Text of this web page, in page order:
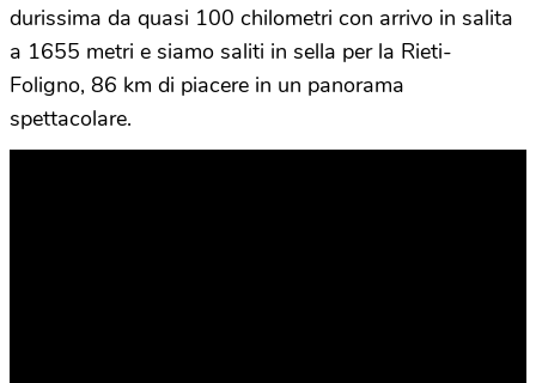
durissima da quasi 100 chilometri con arrivo in salita
a 1655 metri e siamo saliti in sella per la Rieti-
Foligno, 86 km di piacere in un panorama
spettacolare.